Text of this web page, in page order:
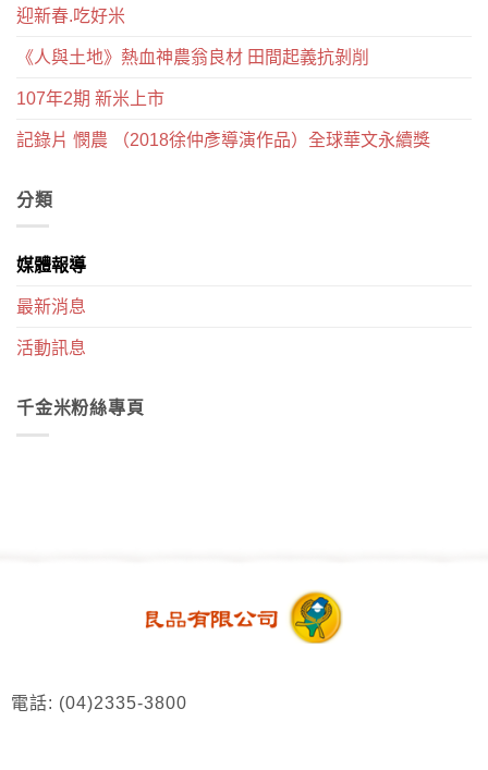
迎新春.吃好米
《人與土地》熱血神農翁良材 田間起義抗剝削
107年2期 新米上市
記錄片 憫農 （2018徐仲彥導演作品）全球華文永續獎
分類
媒體報導
最新消息
活動訊息
千金米粉絲專頁
電話: (04)2335-3800